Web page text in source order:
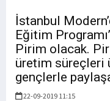
İstanbul
Eğitim
Pirim olacak.
üretim süreçleri
gençlerle
22-09-2019 11:15